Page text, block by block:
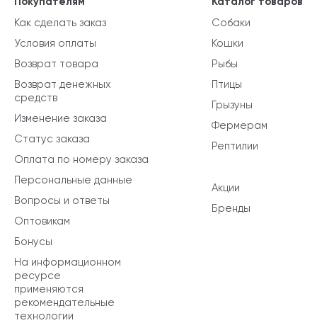
Собаки
Кошки
Рыбы
Птицы
Грызуны
Фермерам
Рептилии
Акции
Бренды
Как сделать заказ
Условия оплаты
Возврат товара
Возврат денежных
средств
Изменение заказа
Статус заказа
Оплата по номеру заказа
Персональные данные
Вопросы и ответы
Оптовикам
Бонусы
На информационном
ресурсе
применяются
рекомендательные
технологии